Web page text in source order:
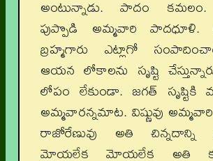
అంటున్నాడు. పాదం
పుప్పొడి అమ్మవారి
బ్రహ్మగారు ఎట్లాగో
ఆయన లోకాలను సృష్టి
లోపం లేకుండా. జగత్ సృష్టికి
అమ్మవారన్నమాట. విష్ణువు
రాజోరేణువు అతి చిన్నదాన్ని
మోయలేక మోయలేక అతి